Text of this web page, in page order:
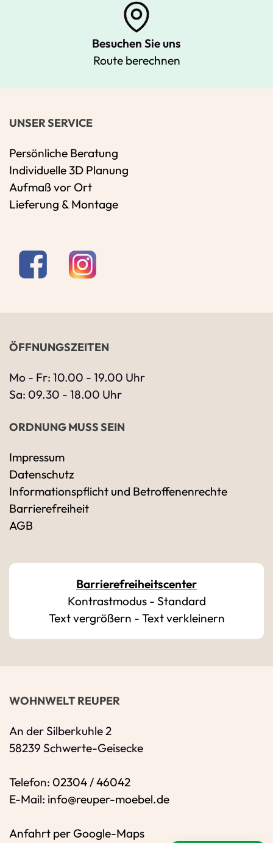
Besuchen Sie uns
Route berechnen
UNSER SERVICE
Persönliche Beratung
Individuelle 3D Planung
Aufmaß vor Ort
Lieferung & Montage
ÖFFNUNGSZEITEN
Mo - Fr: 10.00 - 19.00 Uhr
Sa: 09.30 - 18.00 Uhr
ORDNUNG MUSS SEIN
Impressum
Datenschutz
Informationspflicht und Betroffenenrechte
Barrierefreiheit
AGB
Barrierefreiheitscenter
Kontrastmodus- Standard
Text vergrößern - Text verkleinern
WOHNWELT REUPER
An der Silberkuhle 2
58239 Schwerte-Geisecke
Telefon: 02304 / 46042
E-Mail: info@reuper-moebel.de
Anfahrt per Google-Maps
Ihre Kontaktdaten
Alle mit Stern gekennzeichneten Felder
Name*
E-Mail-Adresse*
Bitte geben Sie eine gültige E-Mail-Adresse
Telefon*
Ihr Wunschtermin / Rückruf
Datum
Sie können ein Datum ab übermorgen